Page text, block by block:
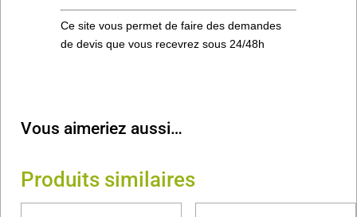
Ce site vous permet de faire des demandes
de devis que vous recevrez sous 24/48h
Vous aimeriez aussi…
Produits similaires